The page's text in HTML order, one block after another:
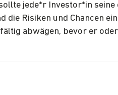
jede*r Investor*in seine
die Risiken und Chancen
abwägen, bevor er